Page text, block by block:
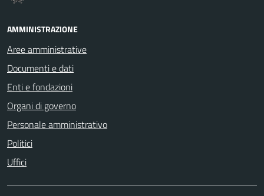
AMMINISTRAZIONE
Aree amministrative
Documenti e dati
Enti e fondazioni
Organi di governo
Personale amministrativo
Politici
Uffici